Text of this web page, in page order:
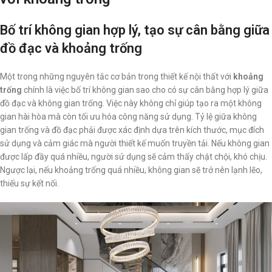
Bố trí không gian hợp lý, tạo sự cân bằng giữa
đồ đạc và khoảng trống
Một trong những nguyên tắc cơ bản trong thiết kế nội thất với khoảng
trống chính là việc bố trí không gian sao cho có sự cân bằng hợp lý giữa
đồ đạc và không gian trống. Việc này không chỉ giúp tạo ra một không
gian hài hòa mà còn tối ưu hóa công năng sử dụng. Tỷ lệ giữa không
gian trống và đồ đạc phải được xác định dựa trên kích thước, mục đích
sử dụng và cảm giác mà người thiết kế muốn truyền tải. Nếu không gian
được lấp đầy quá nhiều, người sử dụng sẽ cảm thấy chật chội, khó chịu.
Ngược lại, nếu khoảng trống quá nhiều, không gian sẽ trở nên lạnh lẽo,
thiếu sự kết nối.